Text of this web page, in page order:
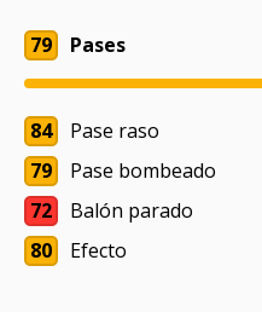
79 Pases
84
Pase raso
79
Pase bombeado
72
Balón parado
80
Efecto